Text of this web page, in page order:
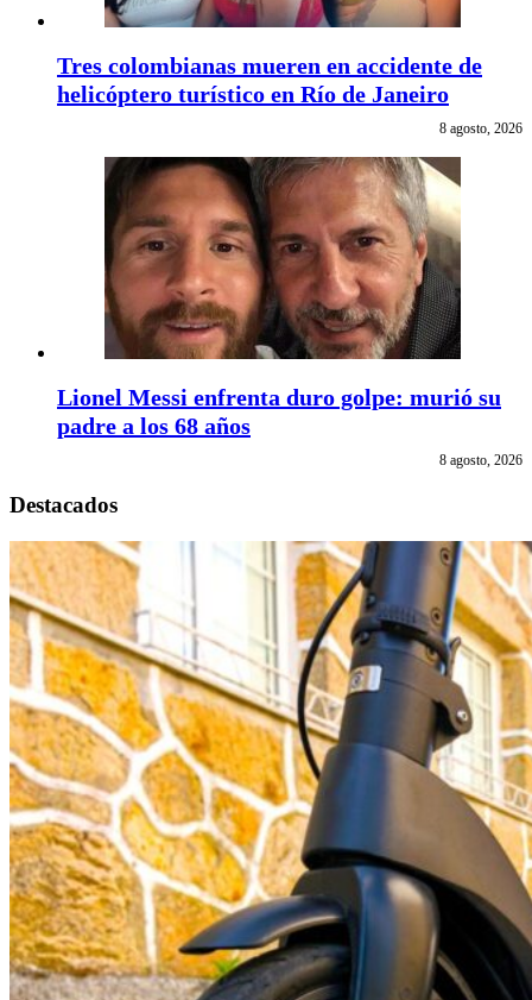
Tres colombianas mueren en accidente de
helicóptero turístico en Río de Janeiro
8 agosto, 2026
Lionel Messi enfrenta duro golpe: murió su
padre a los 68 años
8 agosto, 2026
Destacados